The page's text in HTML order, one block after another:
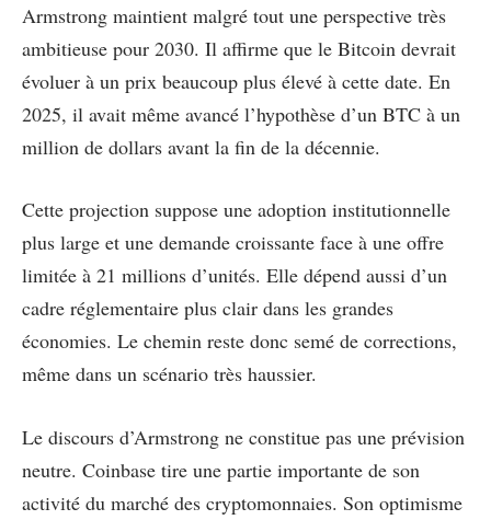
Armstrong maintient malgré tout une perspective très
ambitieuse pour 2030. Il affirme que le Bitcoin devrait
évoluer à un prix beaucoup plus élevé à cette date. En
2025, il avait même avancé l’hypothèse d’un BTC à un
million de dollars avant la fin de la décennie.
Cette projection suppose une adoption institutionnelle
plus large et une demande croissante face à une offre
limitée à 21 millions d’unités. Elle dépend aussi d’un
cadre réglementaire plus clair dans les grandes
économies. Le chemin reste donc semé de corrections,
même dans un scénario très haussier.
Le discours d’Armstrong ne constitue pas une prévision
neutre. Coinbase tire une partie importante de son
activité du marché des cryptomonnaies. Son optimisme